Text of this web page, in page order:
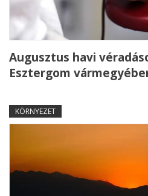
Augusztus havi
Esztergom
KÖRNYEZET